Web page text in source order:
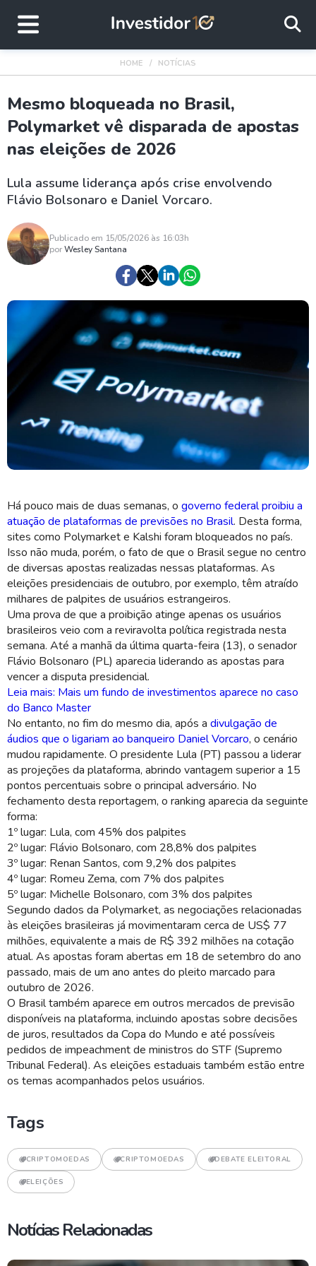
HOME NOTÍCIAS
Mesmo bloqueada no Brasil,
Polymarket vê disparada de apostas
nas eleições de 2026
Lula assume liderança após crise envolvendo
Flávio Bolsonaro e Daniel Vorcaro.
Publicado em 15/05/2026 às 16:03h
porWesley Santana
Mercado de previsões movimenta bilhões de dólares anualmente em
vários países (Imagem: Shutterstuck)
Há pouco mais de duas semanas, o governo federal proibiu a
atuação de plataformas de previsões no Brasil. Desta forma,
sites como Polymarket e Kalshi foram bloqueados no país.
Isso não muda, porém, o fato de que o Brasil segue no centro
de diversas apostas realizadas nessas plataformas. As
eleições presidenciais de outubro, por exemplo, têm atraído
milhares de palpites de usuários estrangeiros.
Uma prova de que a proibição atinge apenas os usuários
brasileiros veio com a reviravolta política registrada nesta
semana. Até a manhã da última quarta-feira (13), o senador
Flávio Bolsonaro (PL) aparecia liderando as apostas para
vencer a disputa presidencial.
Leia mais: Mais um fundo de investimentos aparece no caso
do Banco Master
No entanto, no fim do mesmo dia, após a divulgação de
áudios que o ligariam ao banqueiro Daniel Vorcaro, o cenário
mudou rapidamente. O presidente Lula (PT) passou a liderar
as projeções da plataforma, abrindo vantagem superior a 15
pontos percentuais sobre o principal adversário. No
fechamento desta reportagem, o ranking aparecia da seguinte
forma:
1º lugar: Lula, com 45% dos palpites
2º lugar: Flávio Bolsonaro, com 28,8% dos palpites
3º lugar: Renan Santos, com 9,2% dos palpites
4º lugar: Romeu Zema, com 7% dos palpites
5º lugar: Michelle Bolsonaro, com 3% dos palpites
Segundo dados da Polymarket, as negociações relacionadas
às eleições brasileiras já movimentaram cerca de US$ 77
milhões, equivalente a mais de R$ 392 milhões na cotação
atual. As apostas foram abertas em 18 de setembro do ano
passado, mais de um ano antes do pleito marcado para
outubro de 2026.
O Brasil também aparece em outros mercados de previsão
disponíveis na plataforma, incluindo apostas sobre decisões
de juros, resultados da Copa do Mundo e até possíveis
pedidos de impeachment de ministros do STF (Supremo
Tribunal Federal). As eleições estaduais também estão entre
os temas acompanhados pelos usuários.
Tags
CRIPTOMOEDAS CRIPTOMOEDAS DEBATE ELEITORAL
ELEIÇÕES
Notícias Relacionadas